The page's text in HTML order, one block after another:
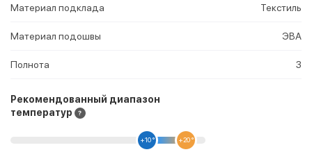
Материал подклада Текстиль
Материал подошвы ЭВА
Полнота 3
Рекомендованный диапазон
температур
+10 ° +20 °